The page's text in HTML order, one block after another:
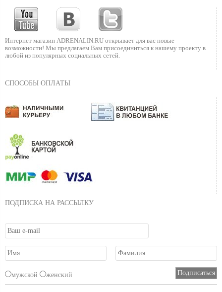
Интернет магазин ADRENALIN.RU открывает для вас новые
возможности! Мы предлагаем Вам присоединиться к нашему проекту в
любой из популярных социальных сетей.
СПОСОБЫ ОПЛАТЫ
ПОДПИСКА НА РАССЫЛКУ
мужской женский